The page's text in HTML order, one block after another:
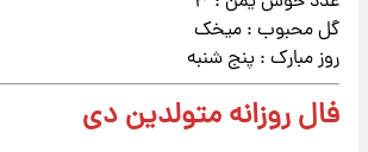
گل محبوب : میخک
روز مبارک : پنج شنبه
فال روزانه متولدین دی